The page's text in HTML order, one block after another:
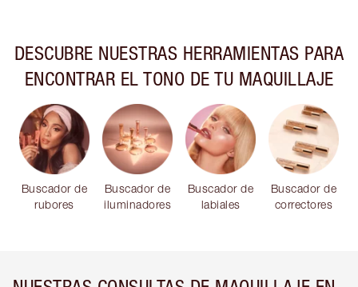
DESCUBRE NUESTRAS HERRAMIENTAS PARA
ENCONTRAR EL TONO DE TU MAQUILLAJE
Buscador de
rubores
Buscador de
iluminadores
Buscador de
labiales
Buscador de
correctores